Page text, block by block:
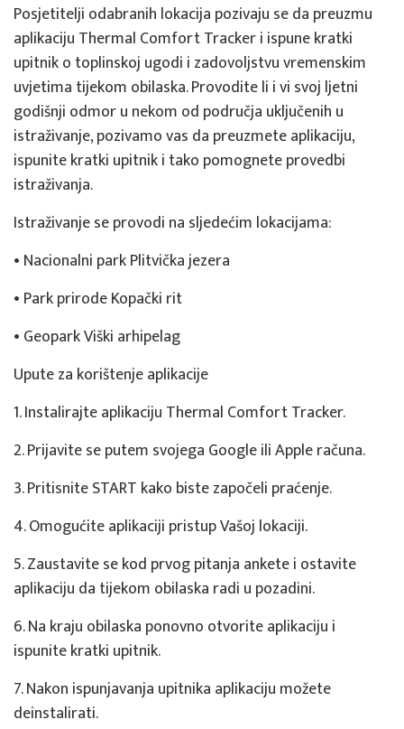
Posjetitelji odabranih lokacija pozivaju se da preuzmu
aplikaciju Thermal Comfort Tracker i ispune kratki
upitnik o toplinskoj ugodi i zadovoljstvu vremenskim
uvjetima tijekom obilaska. Provodite li i vi svoj ljetni
godišnji odmor u nekom od područja uključenih u
istraživanje, pozivamo vas da preuzmete aplikaciju,
ispunite kratki upitnik i tako pomognete provedbi
istraživanja.
Istraživanje se provodi na sljedećim lokacijama:
• Nacionalni park Plitvička jezera
• Park prirode Kopački rit
• Geopark Viški arhipelag
Upute za korištenje aplikacije
1. Instalirajte aplikaciju Thermal Comfort Tracker.
2. Prijavite se putem svojega Google ili Apple računa.
3. Pritisnite START kako biste započeli praćenje.
4. Omogućite aplikaciji pristup Vašoj lokaciji.
5. Zaustavite se kod prvog pitanja ankete i ostavite
aplikaciju da tijekom obilaska radi u pozadini.
6. Na kraju obilaska ponovno otvorite aplikaciju i
ispunite kratki upitnik.
7. Nakon ispunjavanja upitnika aplikaciju možete
deinstalirati.